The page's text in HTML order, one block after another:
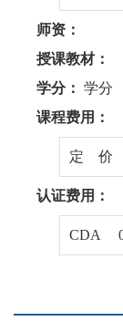
师资：
授课教材：
学分： 学分
课程费用：
定 价
认证费用：
CDA